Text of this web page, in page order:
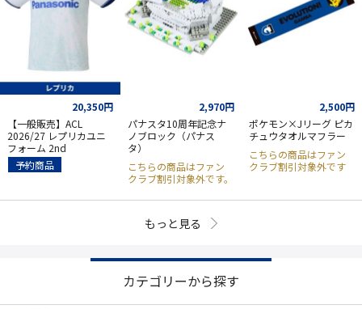
20,350円
【一般販売】ACL
2026/27 レプリカユニ
フォーム 2nd
予約商品
2,970円
パナスタ10周年記念ナ
ノブロック（パナス
タ）
こちらの商品はファン
クラブ割引対象外です。
2,500円
ポケモン×Jリーグ ピカ
チュウタオルマフラー
こちらの商品はファン
クラブ割引対象外です
もっと見る
カテゴリーから探す